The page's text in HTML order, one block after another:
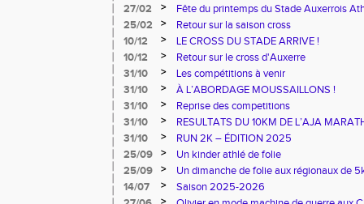
27/02 >
Fête du printemps du Stade Auxerrois
25/02
>
Retour sur la saison cross
10/12
>
LE CROSS DU STADE ARRIVE !
10/12
>
Retour sur le cross d'Auxerre
31/10
>
Les compétitions à venir
31/10
>
À L’ABORDAGE MOUSSAILLONS !
31/10
>
Reprise des competitions
31/10
>
RESULTATS DU 10KM DE L’AJA
31/10
>
RUN 2K – ÉDITION 2025
25/09
>
Un kinder athlé de folie
25/09
>
Un dimanche de folie aux régionaux de
14/07
>
Saison 2025-2026